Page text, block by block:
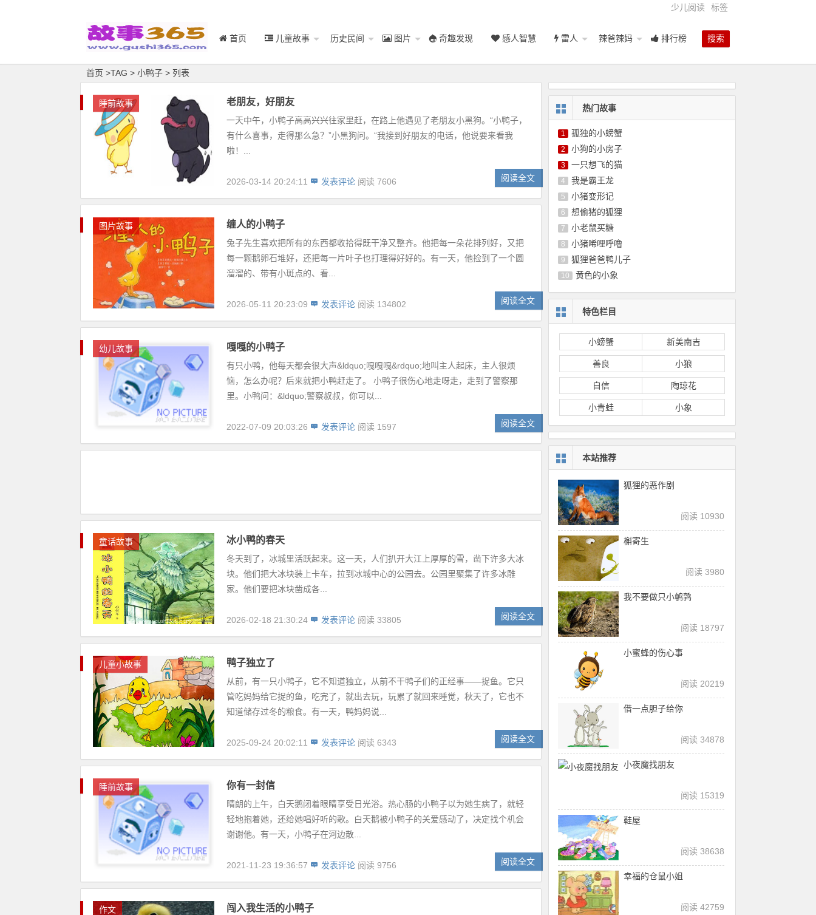
少儿阅读 标签
搜索
首页 儿童故事 历史民间 图片 奇趣发现 感人智慧 雷人 辣爸辣妈 排行榜
首页 >TAG > 小鸭子 > 列表
睡前故事 老朋友，好朋友
一天中午，小鸭子高高兴兴往家里赶，在路上他遇见了老朋友小黑狗。“小鸭子，
有什么喜事，走得那么急？”小黑狗问。“我接到好朋友的电话，他说要来看我
啦！...
2026-03-14 20:24:11 发表评论 阅读 7606 阅读全文
图片故事 缠人的小鸭子
兔子先生喜欢把所有的东西都收拾得既干净又整齐。他把每一朵花排列好，又把
每一颗鹅卵石堆好，还把每一片叶子也打理得好好的。有一天，他捡到了一个圆
溜溜的、带有小斑点的、看...
2026-05-11 20:23:09 发表评论 阅读 134802 阅读全文
幼儿故事 嘎嘎的小鸭子
有只小鸭，他每天都会很大声&ldquo;嘎嘎嘎&rdquo;地叫主人起床，主人很烦
恼，怎么办呢？后来就把小鸭赶走了。 小鸭子很伤心地走呀走，走到了警察那
里。小鸭问：&ldquo;警察叔叔，你可以...
2022-07-09 20:03:26 发表评论 阅读 1597 阅读全文
童话故事 冰小鸭的春天
冬天到了，冰城里活跃起来。这一天，人们扒开大江上厚厚的雪，凿下许多大冰
块。他们把大冰块装上卡车，拉到冰城中心的公园去。公园里聚集了许多冰雕
家。他们要把冰块凿成各...
2026-02-18 21:30:24 发表评论 阅读 33805 阅读全文
儿童小故事 鸭子独立了
从前，有一只小鸭子，它不知道独立，从前不干鸭子们的正经事——捉鱼。它只
管吃妈妈给它捉的鱼，吃完了，就出去玩，玩累了就回来睡觉，秋天了，它也不
知道储存过冬的粮食。有一天，鸭妈妈说...
2025-09-24 20:02:11 发表评论 阅读 6343 阅读全文
睡前故事 你有一封信
晴朗的上午，白天鹅闭着眼睛享受日光浴。热心肠的小鸭子以为她生病了，就轻
轻地抱着她，还给她唱好听的歌。白天鹅被小鸭子的关爱感动了，决定找个机会
谢谢他。有一天，小鸭子在河边散...
2021-11-23 19:36:57 发表评论 阅读 9756 阅读全文
作文 闯入我生活的小鸭子
热门故事
1 孤独的小螃蟹
2 小狗的小房子
3 一只想飞的猫
4 我是霸王龙
5 小猪变形记
6 想偷猪的狐狸
7 小老鼠买糖
8 小猪唏哩呼噜
9 狐狸爸爸鸭儿子
10 黄色的小象
特色栏目
小螃蟹 新美南吉
善良 小狼
自信 陶琼花
小青蛙 小象
本站推荐
狐狸的恶作剧
阅读 10930
槲寄生
阅读 3980
我不要做只小鹌鹑
阅读 18797
小蜜蜂的伤心事
阅读 20219
借一点胆子给你
阅读 34878
小夜魔找朋友
阅读 15319
鞋屋
阅读 38638
幸福的仓鼠小姐
阅读 42759